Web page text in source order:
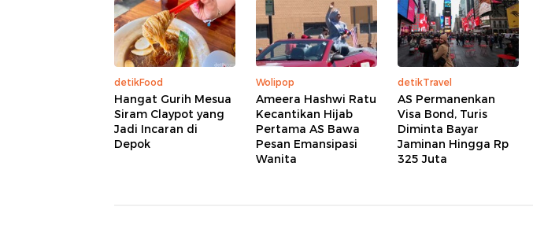
detikFood
Hangat Gurih Mesua
Siram Claypot yang
Jadi Incaran di
Depok
Wolipop
Ameera Hashwi Ratu
Kecantikan Hijab
Pertama AS Bawa
Pesan Emansipasi
Wanita
detikTravel
AS Permanenkan
Visa Bond, Turis
Diminta Bayar
Jaminan Hingga Rp
325 Juta